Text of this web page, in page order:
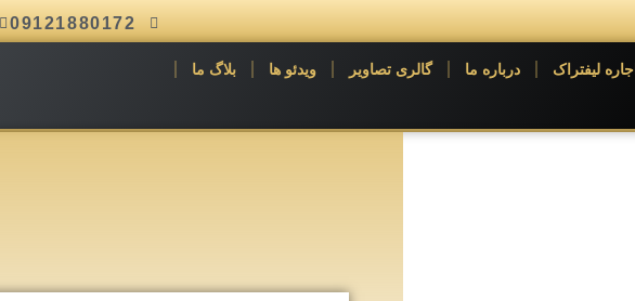
09121880172
اجاره لیفتراک درباره ما گالری تصاویر ویدئو ها
بلاگ ما